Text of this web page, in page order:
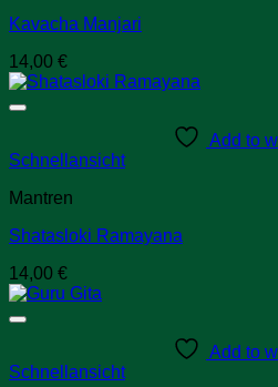
Kavacha Manjari
14,00 €
Add to
Schnellansicht
Mantren
Shatasloki Ramayana
14,00 €
Add to
Schnellansicht